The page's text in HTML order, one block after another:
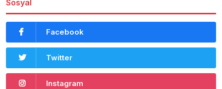
Sosyal
Facebook
Twitter
Instagram